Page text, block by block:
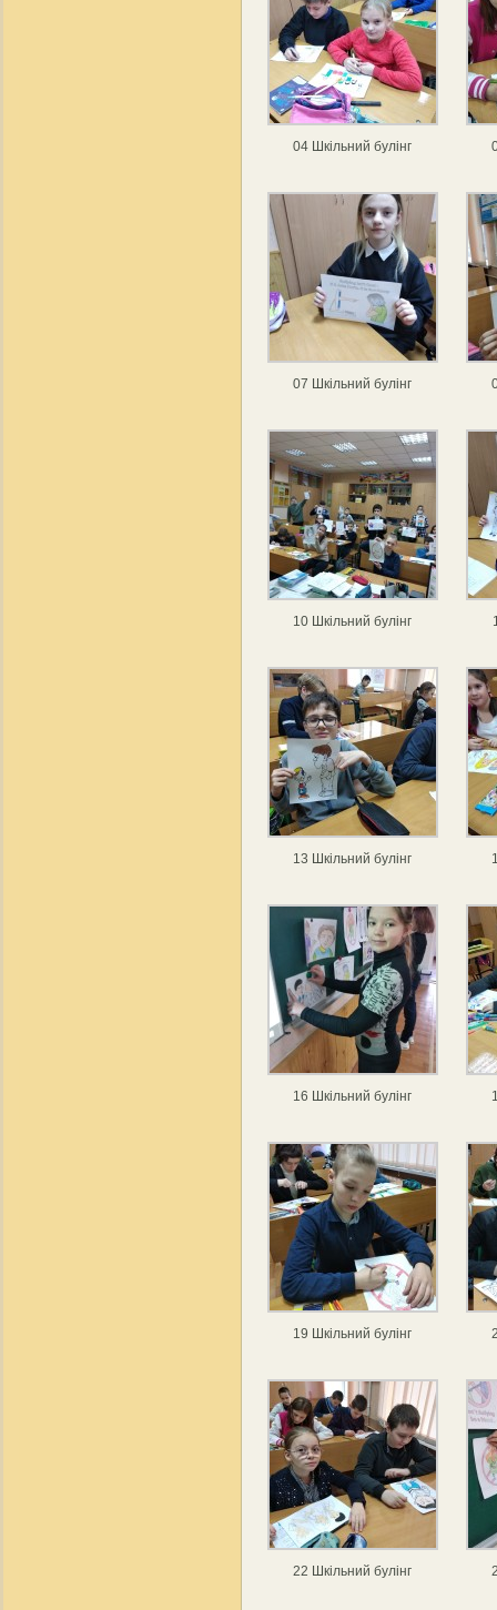
04 Шкільний булінг
07 Шкільний булінг
10 Шкільний булінг
13 Шкільний булінг
16 Шкільний булінг
19 Шкільний булінг
22 Шкільний булінг